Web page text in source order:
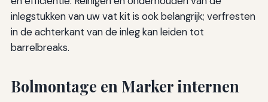
inlegstukken van uw vat kit is ook belangrijk; verfresten
in de achterkant van de inleg kan leiden tot
barrelbreaks.
Bolmontage en Marker internen